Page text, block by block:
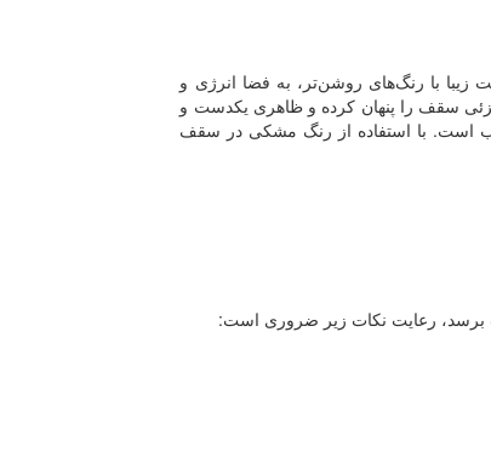
با رنگ‌های روشن‌تر، به فضا انرژی و
سقف را پنهان کرده و ظاهری یکدست و
است. با استفاده از رنگ مشکی در سقف
برسد، رعایت نکات زیر ضروری است: